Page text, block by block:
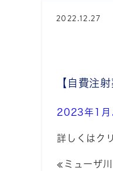
2022.12.27
【自費注
2023年1月
詳しくはク
≪ミューザ